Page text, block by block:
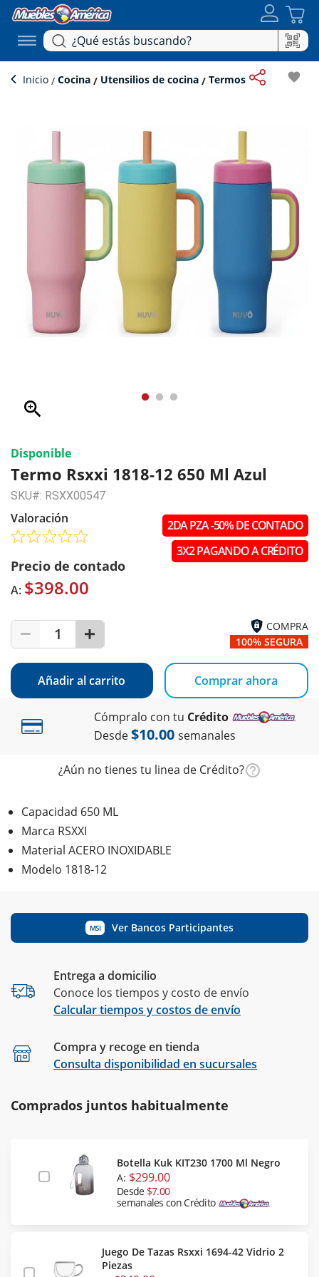
Inicio Cocina Utensilios de cocina Termos favorite
zoom_in
Disponible
Termo Rsxxi 1818-12 650 Ml Azul
SKU#: RSXX00547
Valoración
Precio de contado
A: $398.00
1
2DA PZA -50% DE CONTADO
3X2 PAGANDO A CRÉDITO
COMPRA
100% SEGURA
Añadir al carrito Comprar ahora
Cómpralo con tu Crédito
Desde$10.00 semanales
¿Aún no tienes tu linea de Crédito?
Capacidad 650 ML
Marca RSXXI
Material ACERO INOXIDABLE
Modelo 1818-12
MSI Ver Bancos Participantes
Entrega a domicilio
Conoce los tiempos y costo de envío
Calcular tiempos y costos de envío
Compra y recoge en tienda
Consulta disponibilidad en sucursales
Comprados juntos habitualmente
Botella Kuk KIT230 1700 Ml Negro
A: $299.00
Desde $7.00
semanales con Crédito
Juego De Tazas Rsxxi 1694-42 Vidrio 2
Piezas